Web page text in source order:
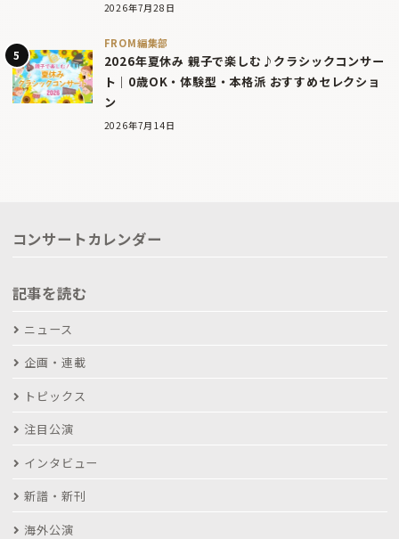
2026年7月28日
FROM編集部
2026年夏休み 親子で楽しむ♪クラシックコンサー
ト｜0歳OK・体験型・本格派 おすすめセレクショ
ン
2026年7月14日
コンサートカレンダー
記事を読む
ニュース
企画・連載
トピックス
注目公演
インタビュー
新譜・新刊
海外公演